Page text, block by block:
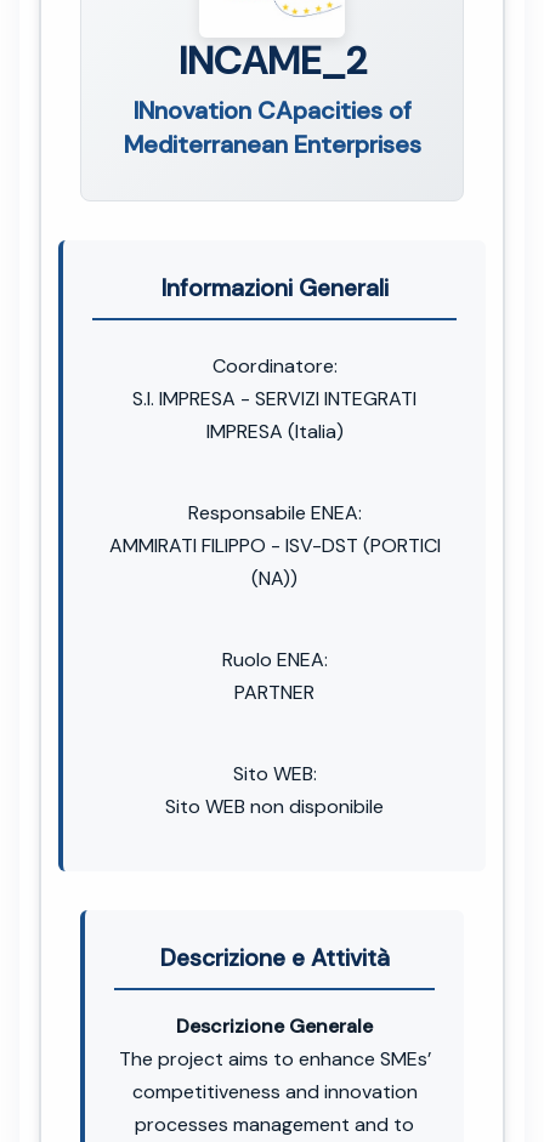
INCAME_2
INnovation CApacities of
Mediterranean Enterprises
Informazioni Generali
Coordinatore:
S.I. IMPRESA - SERVIZI INTEGRATI
IMPRESA (Italia)
Responsabile ENEA:
AMMIRATI FILIPPO - ISV-DST (PORTICI
(NA))
Ruolo ENEA:
PARTNER
Sito WEB:
Sito WEB non disponibile
Descrizione e Attività
Descrizione Generale
The project aims to enhance SMEs’
competitiveness and innovation
processes management and to